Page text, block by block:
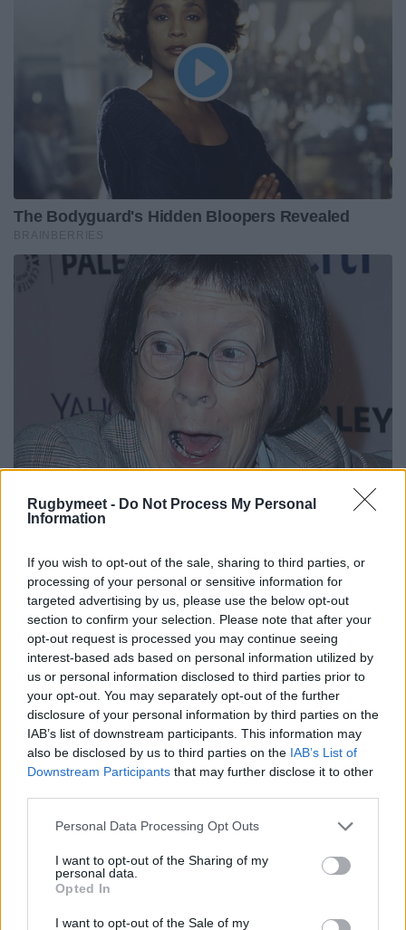
Rugbymeet - Do Not Process My Personal
Information
If you wish to opt-out of the sale, sharing to third parties, or
processing of your personal or sensitive information for
targeted advertising by us, please use the below opt-out
section to confirm your selection. Please note that after your
opt-out request is processed you may continue seeing
interest-based ads based on personal information utilized by
us or personal information disclosed to third parties prior to
your opt-out. You may separately opt-out of the further
disclosure of your personal information by third parties on the
IAB’s list of downstream participants. This information may
also be disclosed by us to third parties on the IAB’s List of
Downstream Participants that may further disclose it to other
Personal Data Processing Opt Outs
I want to opt-out of the Sharing of my
personal data.
Opted In
I want to opt-out of the Sale of my